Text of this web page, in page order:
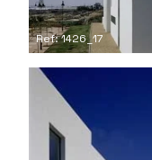
Ref: 1426_17